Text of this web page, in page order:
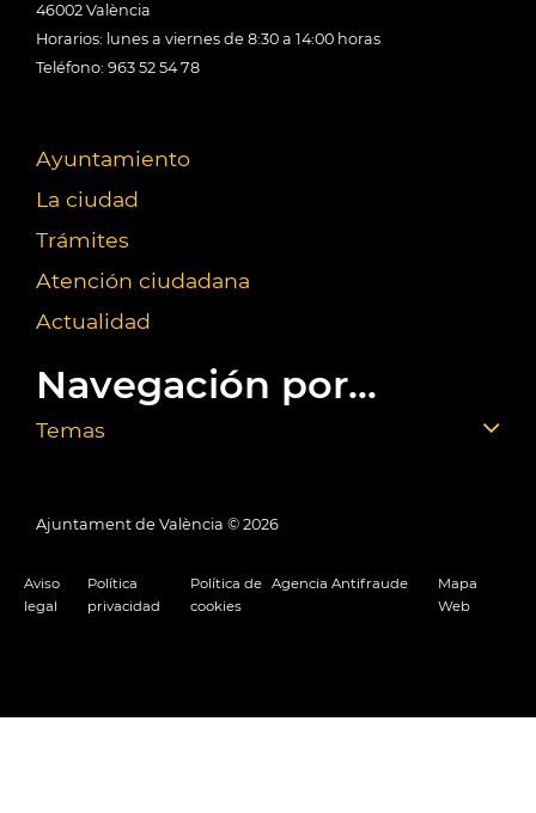
46002 València
Horarios: lunes a viernes de 8:30 a 14:00 horas
Teléfono: 963 52 54 78
Ayuntamiento
La ciudad
Trámites
Atención ciudadana
Actualidad
Navegación por...
Temas
Ajuntament de València © 2026
Aviso
legal
Política
privacidad
Política de
cookies
Agencia Antifraude
Mapa
Web